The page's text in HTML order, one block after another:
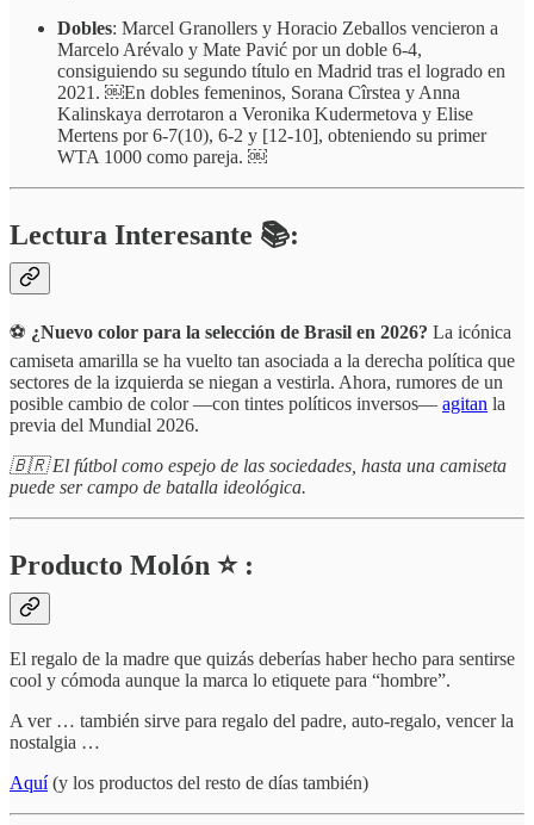
Dobles: Marcel Granollers y Horacio Zeballos vencieron a
Marcelo Arévalo y Mate Pavić por un doble 6-4,
consiguiendo su segundo título en Madrid tras el logrado en
2021. ￼En dobles femeninos, Sorana Cîrstea y Anna
Kalinskaya derrotaron a Veronika Kudermetova y Elise
Mertens por 6-7(10), 6-2 y [12-10], obteniendo su primer
WTA 1000 como pareja. ￼
Lectura Interesante 📚:
⚽ ¿Nuevo color para la selección de Brasil en 2026? La icónica
camiseta amarilla se ha vuelto tan asociada a la derecha política que
sectores de la izquierda se niegan a vestirla. Ahora, rumores de un
posible cambio de color —con tintes políticos inversos— agitan la
previa del Mundial 2026.
🇧🇷 El fútbol como espejo de las sociedades, hasta una camiseta
puede ser campo de batalla ideológica.
Producto Molón ⭐ :
El regalo de la madre que quizás deberías haber hecho para sentirse
cool y cómoda aunque la marca lo etiquete para “hombre”.
A ver … también sirve para regalo del padre, auto-regalo, vencer la
nostalgia …
Aquí(y los productos del resto de días también)